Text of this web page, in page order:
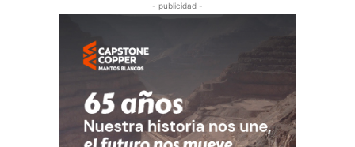
- publicidad -